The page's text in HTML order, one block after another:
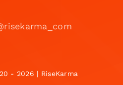
- 2026 | RiseKarma